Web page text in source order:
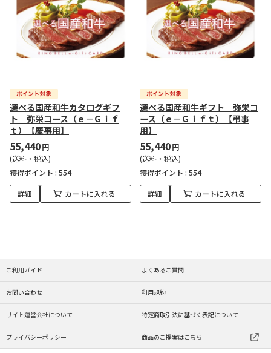
選べる国産和牛カタログギフ
ト 弥栄コース（ｅ－Ｇｉｆ
ｔ）【慶事用】
55,440円
(送料・税込)
獲得ポイント : 554
詳細 カートに入れる
選べる国産和牛ギフト 弥栄コ
ース（ｅ－Ｇｉｆｔ）【弔事
用】
55,440円
(送料・税込)
獲得ポイント : 554
詳細 カートに入れる
ご利用ガイド よくあるご質問
お問い合わせ 利用規約
サイト運営会社について 特定商取引法に基づく表記について
プライバシーポリシー 商品のご提案はこちら